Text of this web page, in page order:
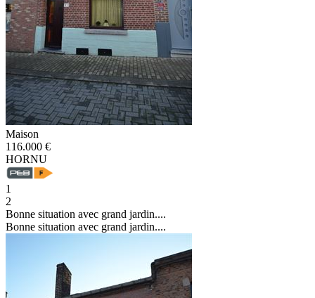
Maison
116.000 €
HORNU
1
2
Bonne situation avec grand jardin....
Bonne situation avec grand jardin....